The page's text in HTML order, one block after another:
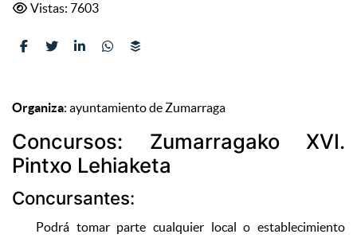
Vistas: 7603
Organiza: ayuntamiento de Zumarraga
Concursos: Zumarragako XVI.
Pintxo Lehiaketa
Concursantes:
Podrá tomar parte cualquier local o establecimiento